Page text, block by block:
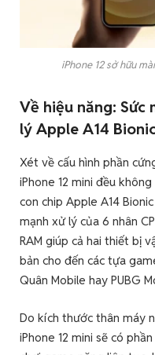
iPhone 12 sở hữu
Về hiệu năng: Sức
lý Apple A14
Xét về cấu hình phần
iPhone 12 mini đều
con chip Apple A14
mạnh xử lý của 6 nhân
RAM giúp cả hai thiết bị
bản cho đến các tựa
Quân Mobile hay PUBG
Do kích thước thân máy
iPhone 12 mini sẽ có